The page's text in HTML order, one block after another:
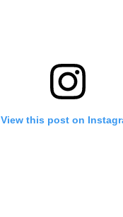
View this post on